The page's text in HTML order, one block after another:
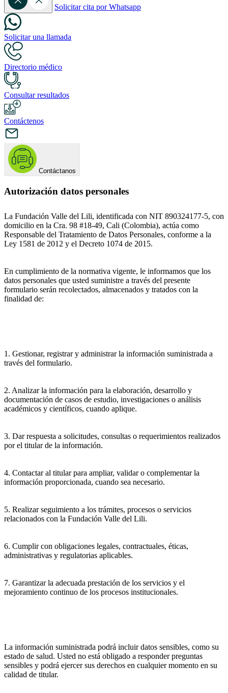
Solicitar cita por Whatsapp
Solicitar una llamada
Directorio médico
Consultar resultados
Contáctenos
Contáctanos
Autorización datos personales
La Fundación Valle del Lili, identificada con NIT 890324177-5, con
domicilio en la Cra. 98 #18-49, Cali (Colombia), actúa como
Responsable del Tratamiento de Datos Personales, conforme a la
Ley 1581 de 2012 y el Decreto 1074 de 2015.
En cumplimiento de la normativa vigente, le informamos que los
datos personales que usted suministre a través del presente
formulario serán recolectados, almacenados y tratados con la
finalidad de:
1. Gestionar, registrar y administrar la información suministrada a
través del formulario.
2. Analizar la información para la elaboración, desarrollo y
documentación de casos de estudio, investigaciones o análisis
académicos y científicos, cuando aplique.
3. Dar respuesta a solicitudes, consultas o requerimientos realizados
por el titular de la información.
4. Contactar al titular para ampliar, validar o complementar la
información proporcionada, cuando sea necesario.
5. Realizar seguimiento a los trámites, procesos o servicios
relacionados con la Fundación Valle del Lili.
6. Cumplir con obligaciones legales, contractuales, éticas,
administrativas y regulatorias aplicables.
7. Garantizar la adecuada prestación de los servicios y el
mejoramiento continuo de los procesos institucionales.
La información suministrada podrá incluir datos sensibles, como su
estado de salud. Usted no está obligado a responder preguntas
sensibles y podrá ejercer sus derechos en cualquier momento en su
calidad de titular.